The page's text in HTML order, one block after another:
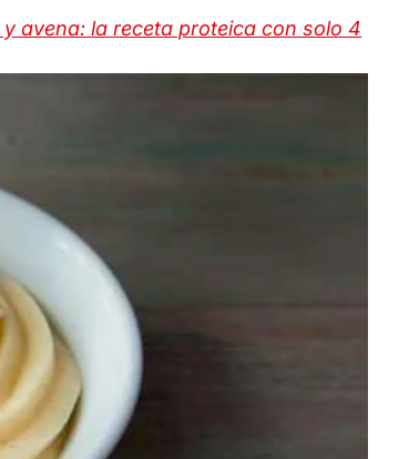
avena: la receta proteica con solo 4